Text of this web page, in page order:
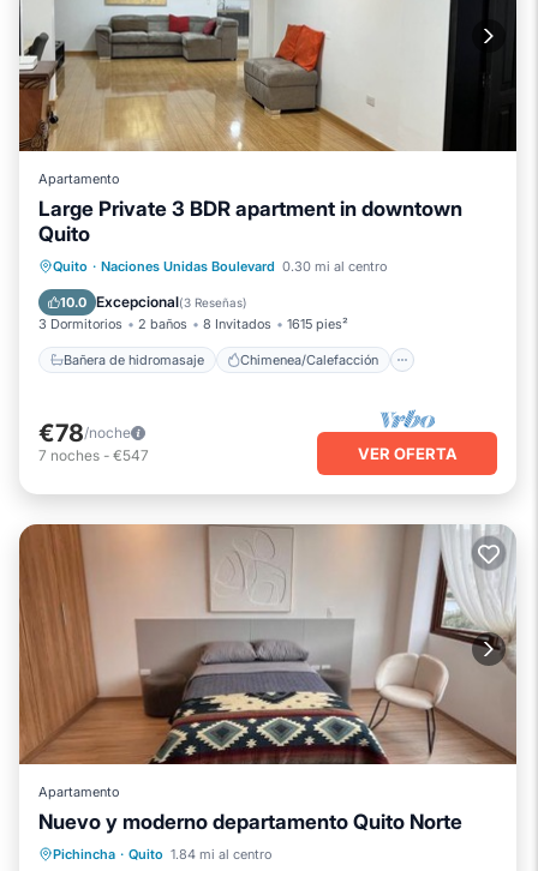
Apartamento
Large Private 3 BDR apartment in downtown
Quito
Quito · Naciones Unidas Boulevard 0.30 mi al centro
10.0 Excepcional(3 Reseñas)
3 Dormitorios 2 baños 8 Invitados 1615 pies²
Bañera de hidromasaje Chimenea/Calefacción
Chimenea/Calefacción
Desayuno
Cocina
€78/noche
7 noches - €547 VER OFERTA
Apartamento
Nuevo y moderno departamento Quito Norte
Pichincha · Quito 1.84 mi al centro
Se admiten mascotas